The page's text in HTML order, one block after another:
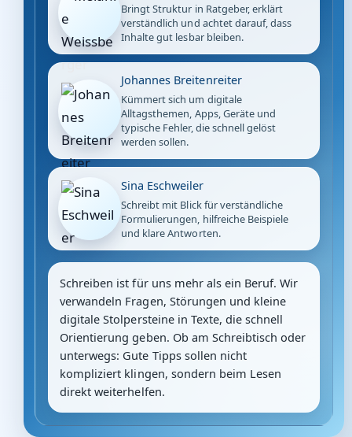
Bringt Struktur in Ratgeber, erklärt
verständlich und achtet darauf, dass
Inhalte gut lesbar bleiben.
Johannes Breitenreiter
Kümmert sich um digitale
Alltagsthemen, Apps, Geräte und
typische Fehler, die schnell gelöst
werden sollen.
Sina Eschweiler
Schreibt mit Blick für verständliche
Formulierungen, hilfreiche Beispiele
und klare Antworten.
Schreiben ist für uns mehr als ein Beruf. Wir
verwandeln Fragen, Störungen und kleine
digitale Stolpersteine in Texte, die schnell
Orientierung geben. Ob am Schreibtisch oder
unterwegs: Gute Tipps sollen nicht
kompliziert klingen, sondern beim Lesen
direkt weiterhelfen.